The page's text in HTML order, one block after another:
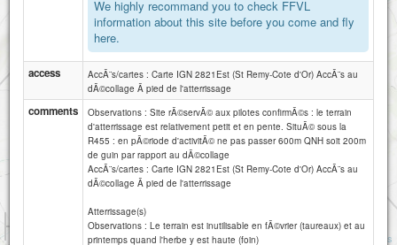
Attributions
We highly recommand you to check FFVL
information about this site before you come and fly
here.
access
AccÃ¨s/cartes : Carte IGN 2821Est (St Remy-Cote d'Or) AccÃ¨s au
dÃ©collage Ã pied de l'atterrissage
comments
Observations : Site rÃ©servÃ© aux pilotes confirmÃ©s : le terrain
d'atterrissage est relativement petit et en pente. SituÃ© sous la
R455 : en pÃ©riode d'activitÃ© ne pas passer 600m QNH soit 200m
de guin par rapport au dÃ©collage
AccÃ¨s/cartes : Carte IGN 2821Est (St Remy-Cote d'Or) AccÃ¨s au
dÃ©collage Ã pied de l'atterrissage
Atterrissage(s)
Observations : Le terrain est inutilisable en fÃ©vrier (taureaux) et au
printemps quand l'herbe y est haute (foin)